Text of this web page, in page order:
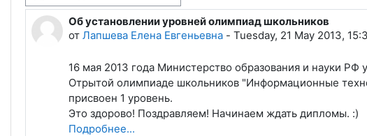
Об установлении уровней олимпиад школьников
от Лапшева Елена Евгеньевна - Tuesday, 21 May 2013,
Количество ответов: 0
16 мая 2013 года Министерство образования и науки
Отрытой олимпиаде школьников "Информационные
присвоен 1 уровень.
Это здорово! Поздравляем! Начинаем ждать дипломы. :)
Подробнее...